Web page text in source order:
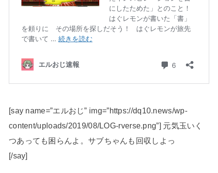
[say name=”エルおじ” img=”https://dq10.news/wp-
content/uploads/2019/08/LOG-rverse.png”] 元気玉いく
つあっても困らんよ。サブちゃんも回収しよっ
[/say]